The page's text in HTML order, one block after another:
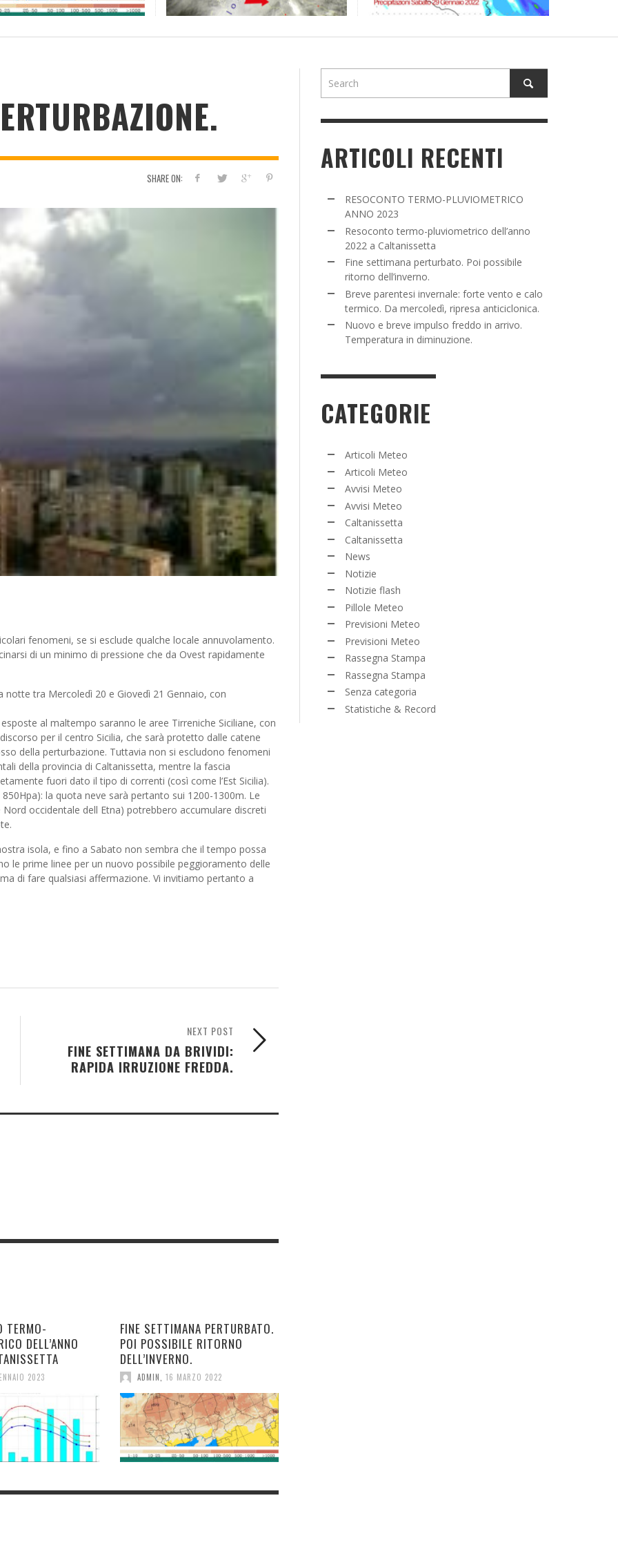
DELL’ANNO 2022 A CALTANISSETTA
RITORNO DELL’INVERNO.
SHARE ON:
fenomeni, se si esclude qualche locale annuvolamento.
di un minimo di pressione che da Ovest rapidamente
tra Mercoledì 20 e Giovedì 21 Gennaio, con
al maltempo saranno le aree Tirreniche Siciliane, con
per il centro Sicilia, che sarà protetto dalle catene
della perturbazione. Tuttavia non si escludono fenomeni
della provincia di Caltanissetta, mentre la fascia
fuori dato il tipo di correnti (così come l’Est Sicilia).
la quota neve sarà pertanto sui 1200-1300m. Le
occidentale dell Etna) potrebbero accumulare discreti
isola, e fino a Sabato non sembra che il tempo possa
le prime linee per un nuovo possibile peggioramento delle
di fare qualsiasi affermazione. Vi invitiamo pertanto a
NEXT POST
FINE SETTIMANA DA BRIVIDI:
RAPIDA IRRUZIONE FREDDA.
TERMO-
DELL’ANNO
2023
FINE SETTIMANA PERTURBATO.
POI POSSIBILE RITORNO
DELL’INVERNO.
ADMIN 16 MARZO 2022
ARTICOLI RECENTI
RESOCONTO TERMO-PLUVIOMETRICO
ANNO 2023
Resoconto termo-pluviometrico dell’anno
2022 a Caltanissetta
Fine settimana perturbato. Poi possibile
ritorno dell’inverno.
Breve parentesi invernale: forte vento e calo
termico. Da mercoledì, ripresa anticiclonica.
Nuovo e breve impulso freddo in arrivo.
Temperatura in diminuzione.
CATEGORIE
Articoli Meteo
Articoli Meteo
Avvisi Meteo
Avvisi Meteo
Caltanissetta
Caltanissetta
News
Notizie
Notizie flash
Pillole Meteo
Previsioni Meteo
Previsioni Meteo
Rassegna Stampa
Rassegna Stampa
Senza categoria
Statistiche & Record